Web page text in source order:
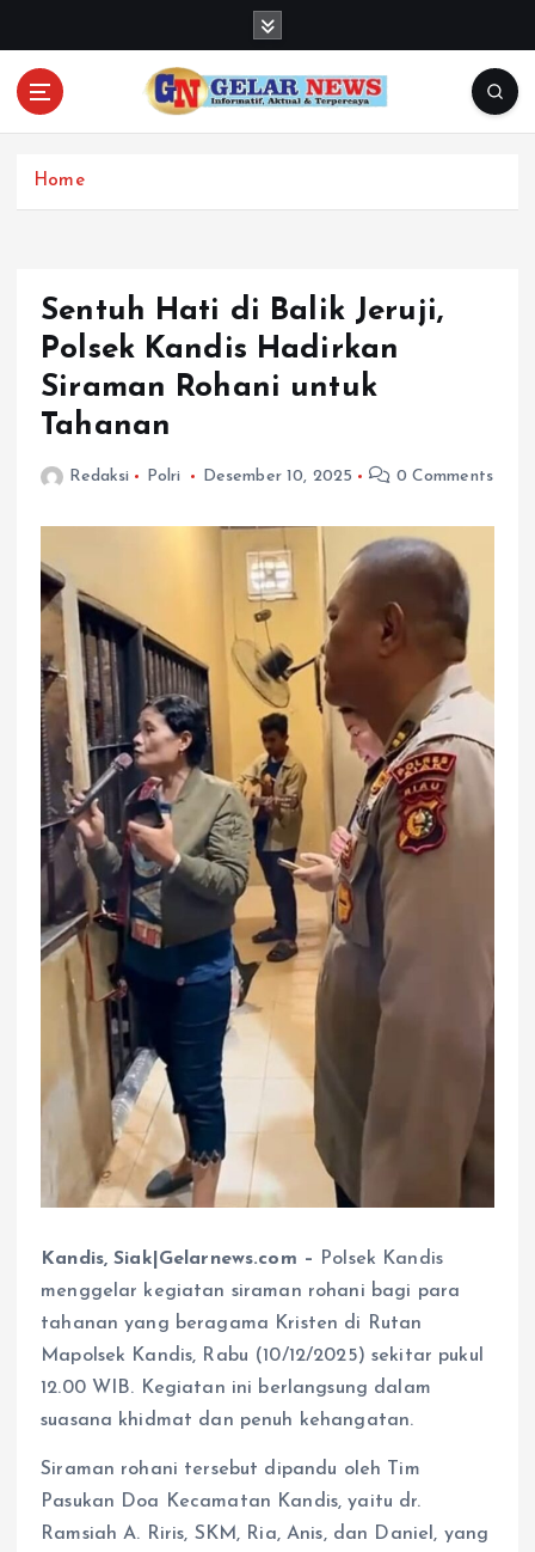
Home
Sentuh Hati di Balik Jeruji,
Polsek Kandis Hadirkan
Siraman Rohani untuk
Tahanan
Redaksi Polri Desember 10, 2025 0 Comments
Kandis, Siak|Gelarnews.com –
Polsek Kandis
menggelar kegiatan siraman rohani bagi para
tahanan yang beragama Kristen di Rutan
Mapolsek Kandis, Rabu (10/12/2025) sekitar pukul
12.00 WIB. Kegiatan ini berlangsung dalam
suasana khidmat dan penuh kehangatan.
Siraman rohani tersebut dipandu oleh Tim
Pasukan Doa Kecamatan Kandis, yaitu dr.
Ramsiah A. Riris, SKM, Ria, Anis, dan Daniel, yang